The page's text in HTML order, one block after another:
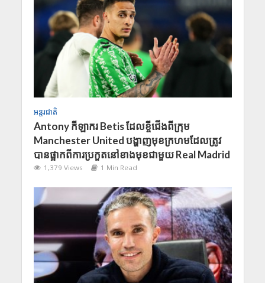
អន្តរជាតិ
​Antony កី​​ឡាករ Betis ដែលខ្ចីជើងពីក្រុម
Manchester United បង្ហាញមុខក្រហមដែលត្រូវ
បានផ្អាកពីការប្រកួតនៅខាងមុខជាមួយ Real Madrid
1,379 Views 1 Min Read